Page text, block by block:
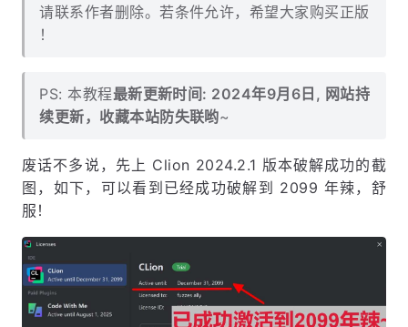
请联系作者删除。若条件允许，希望大家购买正版
！
PS: 本教程最新更新时间: 2024年9月6日, 网站持
续更新，收藏本站防失联哟~
废话不多说，先上 Clion 2024.2.1 版本破解成功的截
图，如下，可以看到已经成功破解到 2099 年辣，舒
服！